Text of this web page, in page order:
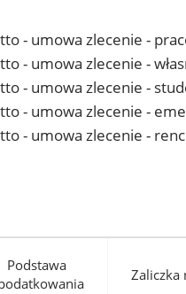
- umowa zlecenie -
- umowa zlecenie -
- umowa zlecenie -
- umowa zlecenie -
- umowa zlecenie -
Podstawa
Zaliczka